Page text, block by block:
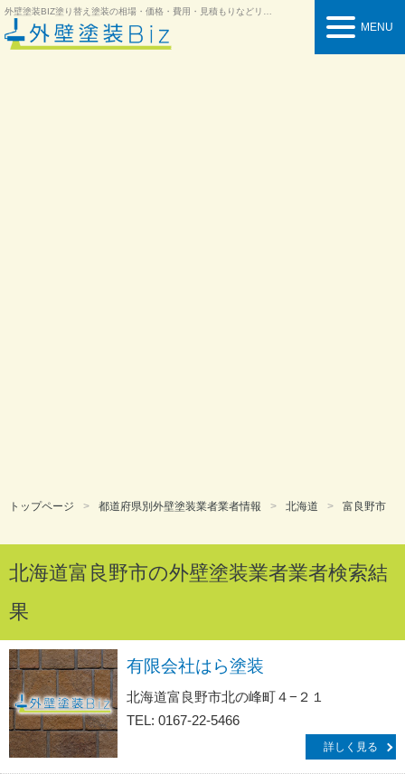
外壁塗装BIZ塗り替え塗装の相場・価格・費用・見積もりなどリフォーム情報を紹介
MENU
トップページ 都道府県別外壁塗装業者業者情報 北海道 富良野市
北海道富良野市の外壁塗装業者業者検索結
果
有限会社はら塗装
北海道富良野市北の峰町４−２１
TEL: 0167-22-5466
詳しく見る